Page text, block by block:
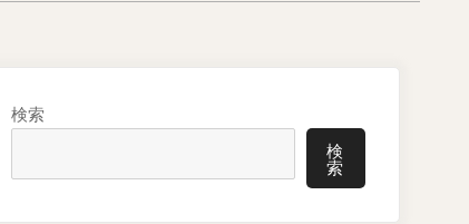
検索
検
索